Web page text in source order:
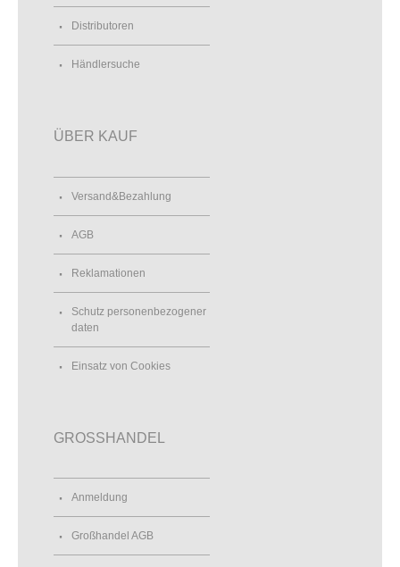
Distributoren
Händlersuche
ÜBER KAUF
Versand&Bezahlung
AGB
Reklamationen
Schutz personenbezogener
daten
Einsatz von Cookies
GROSSHANDEL
Anmeldung
Großhandel AGB